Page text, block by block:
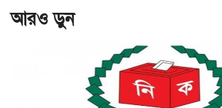
আরও ড়ুন